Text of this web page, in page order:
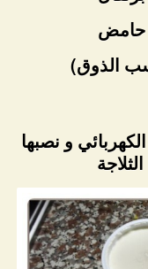
و نصبها